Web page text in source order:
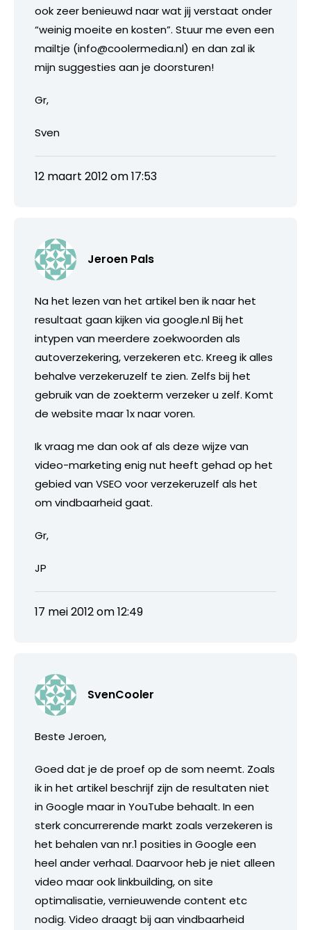
ook zeer benieuwd naar wat jij verstaat onder
“weinig moeite en kosten”. Stuur me even een
mailtje (info@coolermedia.nl) en dan zal ik
mijn suggesties aan je doorsturen!
Gr,
Sven
12 maart 2012 om 17:53
Jeroen Pals
Na het lezen van het artikel ben ik naar het
resultaat gaan kijken via google.nl Bij het
intypen van meerdere zoekwoorden als
autoverzekering, verzekeren etc. Kreeg ik alles
behalve verzekeruzelf te zien. Zelfs bij het
gebruik van de zoekterm verzeker u zelf. Komt
de website maar 1x naar voren.
Ik vraag me dan ook af als deze wijze van
video-marketing enig nut heeft gehad op het
gebied van VSEO voor verzekeruzelf als het
om vindbaarheid gaat.
Gr,
JP
17 mei 2012 om 12:49
SvenCooler
Beste Jeroen,
Goed dat je de proef op de som neemt. Zoals
ik in het artikel beschrijf zijn de resultaten niet
in Google maar in YouTube behaalt. In een
sterk concurrerende markt zoals verzekeren is
het behalen van nr.1 posities in Google een
heel ander verhaal. Daarvoor heb je niet alleen
video maar ook linkbuilding, on site
optimalisatie, vernieuwende content etc
nodig. Video draagt bij aan vindbaarheid